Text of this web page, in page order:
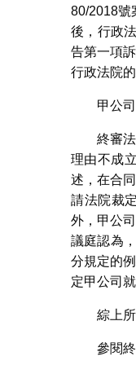
80/2018號
後，行政
告第一項
行政法院
甲公
終審
理由不成
述，在合
請法院裁
外，甲公
議庭認為
分規定的
定甲公司
綜上
參閱